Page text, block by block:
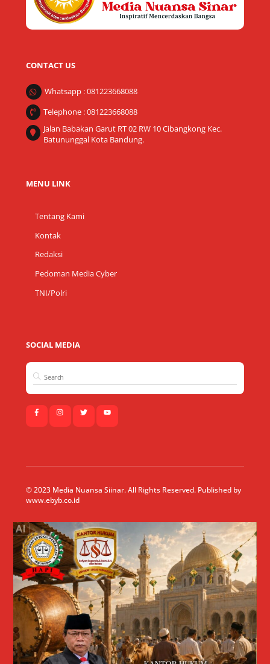
CONTACT US
Whatsapp : 081223668088
Telephone : 081223668088
Jalan Babakan Garut RT 02 RW 10 Cibangkong Kec.
Batununggal Kota Bandung.
MENU LINK
Tentang Kami
Kontak
Redaksi
Pedoman Media Cyber
TNI/Polri
SOCIAL MEDIA
© 2023 Media Nuansa Siinar. All Rights Reserved. Published by
www.ebyb.co.id